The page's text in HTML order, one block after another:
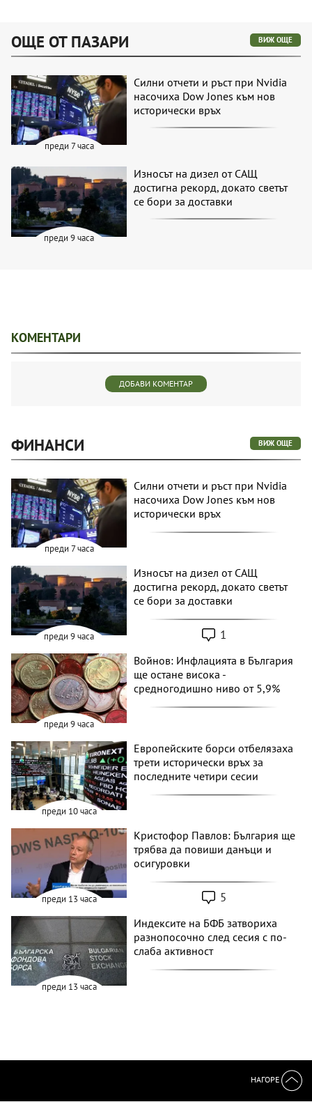
ОЩЕ ОТ ПАЗАРИ ВИЖ ОЩЕ
преди 7 часа
Силни отчети и ръст при Nvidia
насочиха Dow Jones към нов
исторически връх
преди 9 часа
Износът на дизел от САЩ
достигна рекорд, докато светът
се бори за доставки
КОМЕНТАРИ
ДОБАВИ КОМЕНТАР
ФИНАНСИ ВИЖ ОЩЕ
преди 7 часа
Силни отчети и ръст при Nvidia
насочиха Dow Jones към нов
исторически връх
преди 9 часа
Износът на дизел от САЩ
достигна рекорд, докато светът
се бори за доставки
1
преди 9 часа
Войнов: Инфлацията в България
ще остане висока -
средногодишно ниво от 5,9%
преди 10 часа
Европейските борси отбелязаха
трети исторически връх за
последните четири сесии
преди 13 часа
Кристофор Павлов: България ще
трябва да повиши данъци и
осигуровки
5
преди 13 часа
Индексите на БФБ затвориха
разнопосочно след сесия с по-
слаба активност
НАГОРЕ